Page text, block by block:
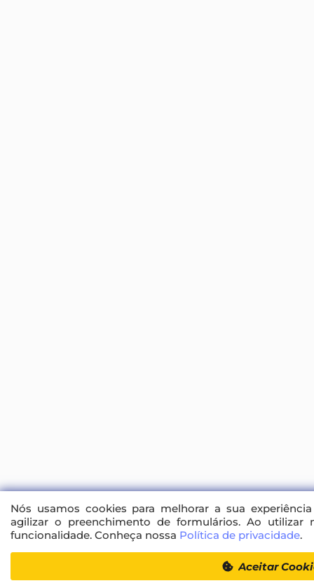
Inscrições
Nós usamos cookies para melhorar a sua
agilizar o preenchimento de formulários. Ao utilizar
funcionalidade. Conheça nossa Política de privacidade.
Aceitar